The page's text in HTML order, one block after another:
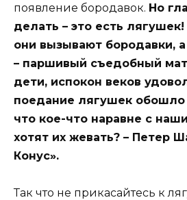
появление бородавок. Но
делать – это есть
они вызывают бородавки,
– паршивый съедобный
дети, испокон веков
поедание лягушек обошло
что кое-что наравне с
хотят их жевать? – Петер
Конус».
Так что не прикасайтесь к